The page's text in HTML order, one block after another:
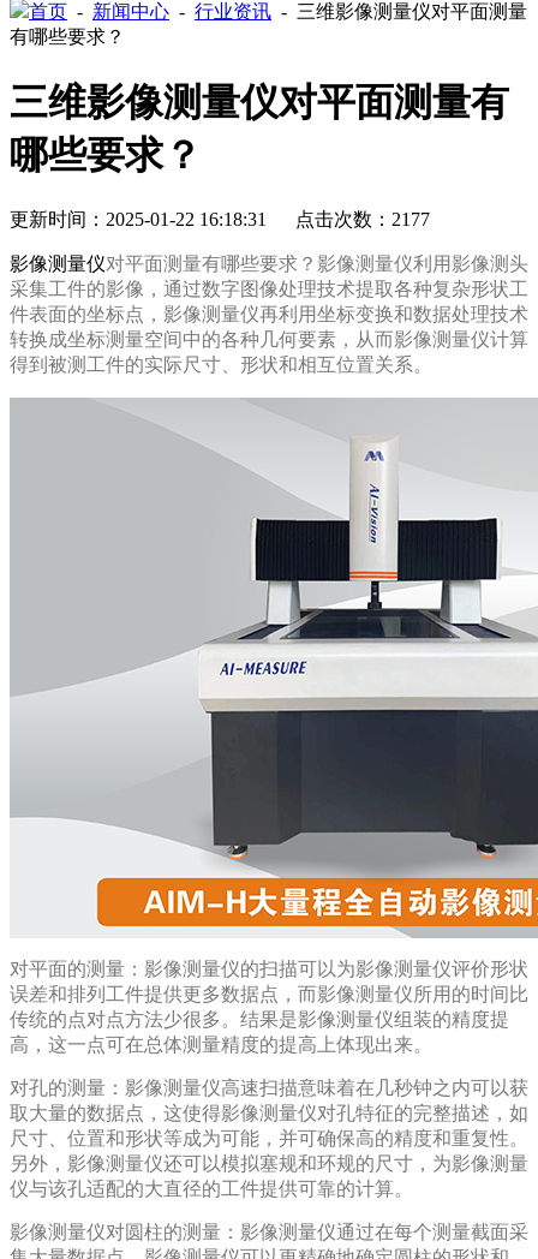
首页 - 新闻中心 - 行业资讯 - 三维影像测量仪对平面测量
有哪些要求？
三维影像测量仪对平面测量有
哪些要求？
更新时间：2025-01-22 16:18:31 点击次数：2177
影像测量仪对平面测量有哪些要求？影像测量仪利用影像测头
采集工件的影像，通过数字图像处理技术提取各种复杂形状工
件表面的坐标点，影像测量仪再利用坐标变换和数据处理技术
转换成坐标测量空间中的各种几何要素，从而影像测量仪计算
得到被测工件的实际尺寸、形状和相互位置关系。
对平面的测量：影像测量仪的扫描可以为影像测量仪评价形状
误差和排列工件提供更多数据点，而影像测量仪所用的时间比
传统的点对点方法少很多。结果是影像测量仪组装的精度提
高，这一点可在总体测量精度的提高上体现出来。
对孔的测量：影像测量仪高速扫描意味着在几秒钟之内可以获
取大量的数据点，这使得影像测量仪对孔特征的完整描述，如
尺寸、位置和形状等成为可能，并可确保高的精度和重复性。
另外，影像测量仪还可以模拟塞规和环规的尺寸，为影像测量
仪与该孔适配的大直径的工件提供可靠的计算。
影像测量仪对圆柱的测量：影像测量仪通过在每个测量截面采